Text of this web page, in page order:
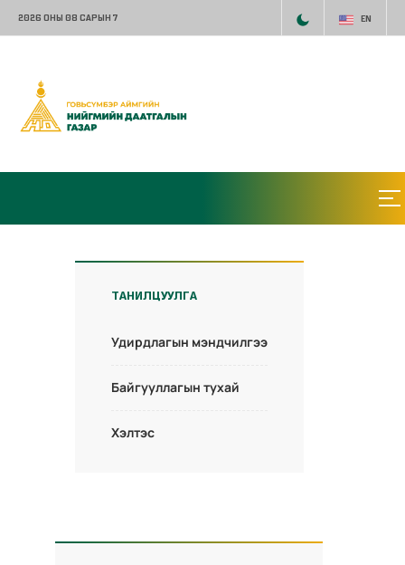
2026 ОНЫ 08 САРЫН 7 EN
ТАНИЛЦУУЛГА
Удирдлагын мэндчилгээ
Байгууллагын тухай
Хэлтэс